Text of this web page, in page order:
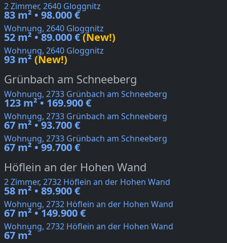
2 Zimmer, 2640 Gloggnitz
83 m² • 98.000 €
Wohnung, 2640 Gloggnitz
52 m² • 89.000 €(New!)
Wohnung, 2640 Gloggnitz
93 m² (New!)
Grünbach am Schneeberg
Wohnung, 2733 Grünbach am Schneeberg
123 m² • 169.900 €
Wohnung, 2733 Grünbach am Schneeberg
67 m² • 93.700 €
Wohnung, 2733 Grünbach am Schneeberg
67 m² • 99.700 €
Höflein an der Hohen Wand
2 Zimmer, 2732 Höflein an der Hohen Wand
58 m² • 89.900 €
Wohnung, 2732 Höflein an der Hohen Wand
67 m² • 149.900 €
Wohnung, 2732 Höflein an der Hohen Wand
67 m²